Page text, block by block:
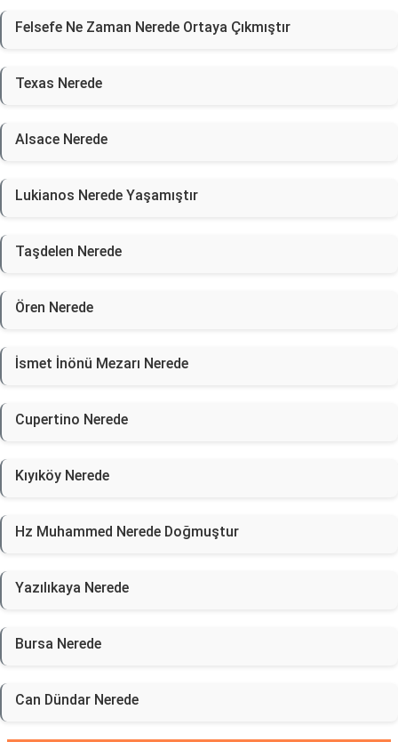
Felsefe Ne Zaman Nerede Ortaya Çıkmıştır
Texas Nerede
Alsace Nerede
Lukianos Nerede Yaşamıştır
Taşdelen Nerede
Ören Nerede
İsmet İnönü Mezarı Nerede
Cupertino Nerede
Kıyıköy Nerede
Hz Muhammed Nerede Doğmuştur
Yazılıkaya Nerede
Bursa Nerede
Can Dündar Nerede